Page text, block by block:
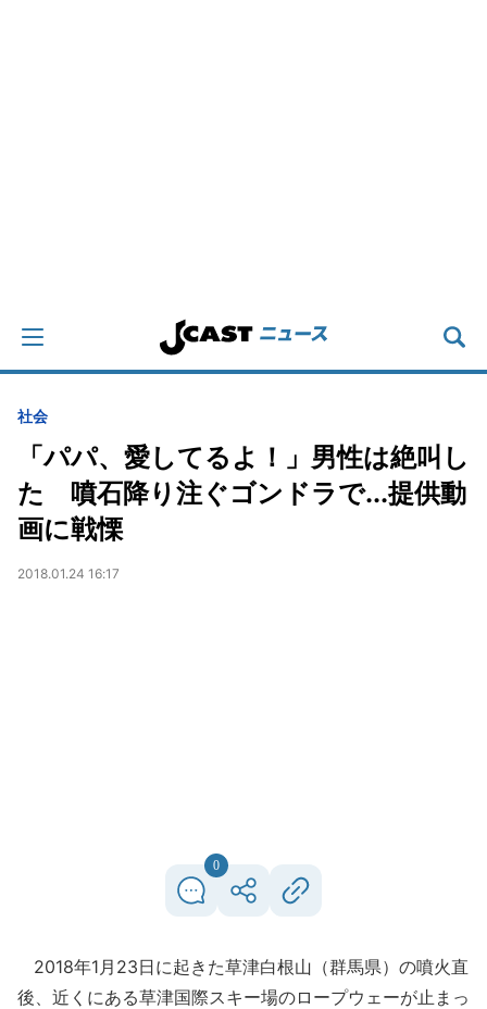
社会
「パパ、愛してるよ！」男性は絶叫し
た 噴石降り注ぐゴンドラで...提供動
画に戦慄
2018.01.24 16:17
0
2018年1月23日に起きた草津白根山（群馬県）の噴火直
後、近くにある草津国際スキー場のロープウェーが止まっ